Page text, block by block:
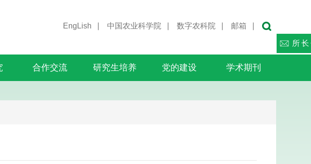
所
EngLish 中国农业科学院 数字农科院 邮箱
合作交流 研究生培养 党的建设 学术期刊